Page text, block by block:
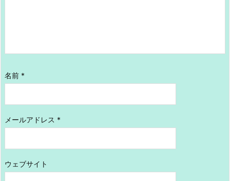
名前 *
メールアドレス *
ウェブサイト